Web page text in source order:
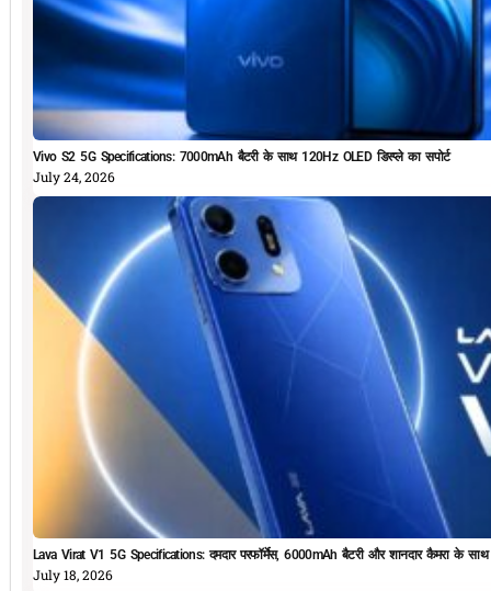
Vivo S2 5G Specifications: 7000mAh बैटरी के साथ 120Hz OLED डिस्प्ले का सपोर्ट
July 24, 2026
Lava Virat V1 5G Specifications: दमदार परफॉर्मेस, 6000mAh बैटरी और शानदार कैमरा के
July 18, 2026